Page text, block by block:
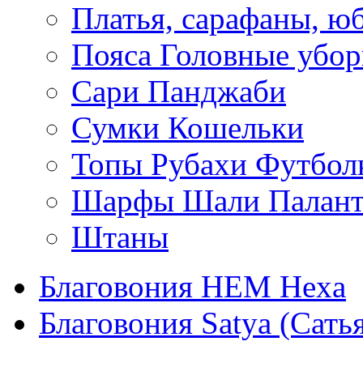
Платья, сарафаны,
Пояса Головные
Сари Панджаби
Сумки Кошельки
Топы Рубахи
Шарфы Шали
Штаны
Благовония HEM Hexa
Благовония Satya